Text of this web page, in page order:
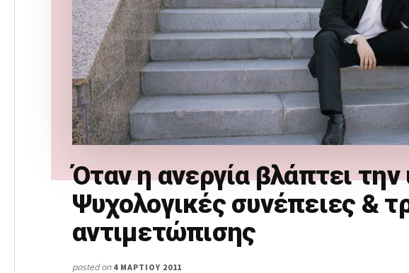
Όταν η ανεργία βλάπτει την
Ψυχολογικές συνέπειες &
αντιμετώπισης
posted on 4 ΜΑΡΤΊΟΥ 2011